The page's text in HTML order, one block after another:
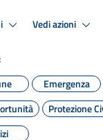
Vedi azioni
Emergenza
Protezione